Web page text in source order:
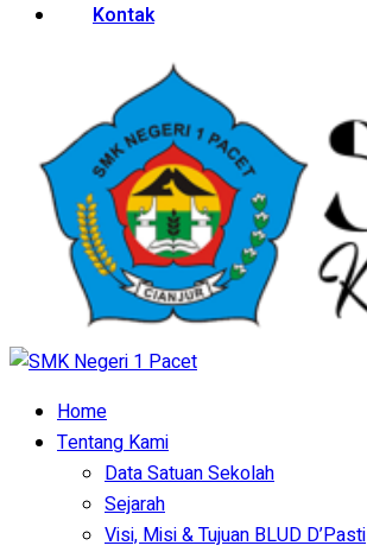
Kontak
Home
Tentang Kami
Data Satuan Sekolah
Sejarah
Visi, Misi & Tujuan BLUD D’Pasti